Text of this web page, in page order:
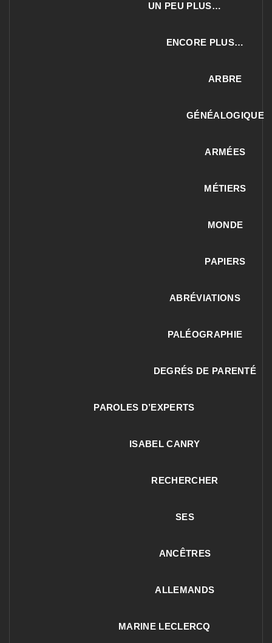
UN PEU PLUS…
ENCORE PLUS…
ARBRE
GÉNÉALOGIQUE
ARMÉES
MÉTIERS
MONDE
PAPIERS
ABRÉVIATIONS
PALÉOGRAPHIE
DEGRÉS DE PARENTÉ
PAROLES D’EXPERTS
ISABEL CANRY
RECHERCHER
SES
ANCÊTRES
ALLEMANDS
MARINE LECLERCQ